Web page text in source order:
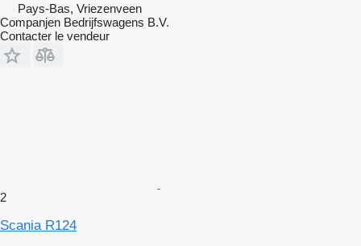
Pays-Bas, Vriezenveen
Companjen Bedrijfswagens B.V.
Contacter le vendeur
2
Scania R124